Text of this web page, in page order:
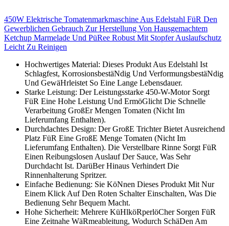
450W Elektrische Tomatenmarkmaschine Aus Edelstahl FüR Den
Gewerblichen Gebrauch Zur Herstellung Von Hausgemachtem
Ketchup Marmelade Und PüRee Robust Mit Stopfer Auslaufschutz
Leicht Zu Reinigen
Hochwertiges Material: Dieses Produkt Aus Edelstahl Ist
Schlagfest, KorrosionsbestäNdig Und VerformungsbestäNdig
Und GewäHrleistet So Eine Lange Lebensdauer.
Starke Leistung: Der Leistungsstarke 450-W-Motor Sorgt
FüR Eine Hohe Leistung Und ErmöGlicht Die Schnelle
Verarbeitung GroßEr Mengen Tomaten (Nicht Im
Lieferumfang Enthalten).
Durchdachtes Design: Der GroßE Trichter Bietet Ausreichend
Platz FüR Eine GroßE Menge Tomaten (Nicht Im
Lieferumfang Enthalten). Die Verstellbare Rinne Sorgt FüR
Einen Reibungslosen Auslauf Der Sauce, Was Sehr
Durchdacht Ist. DarüBer Hinaus Verhindert Die
Rinnenhalterung Spritzer.
Einfache Bedienung: Sie KöNnen Dieses Produkt Mit Nur
Einem Klick Auf Den Roten Schalter Einschalten, Was Die
Bedienung Sehr Bequem Macht.
Hohe Sicherheit: Mehrere KüHlköRperlöCher Sorgen FüR
Eine Zeitnahe WäRmeableitung, Wodurch SchäDen Am